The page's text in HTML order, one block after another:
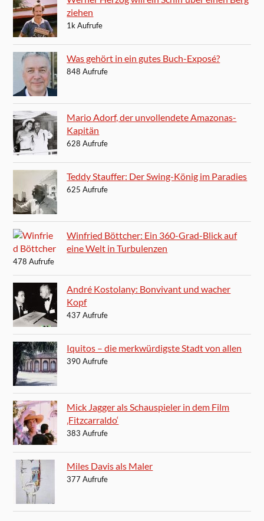
ziehen
1k Aufrufe
Was gehört in ein gutes Buch-Exposé?
848 Aufrufe
Mario Adorf, der unvollendete Amazonas-
Kapitän
628 Aufrufe
Teddy Stauffer: Der Swing-König im Paradies
625 Aufrufe
Winfried Böttcher: Ein 360-Grad-Blick auf
eine Welt in Turbulenzen
478 Aufrufe
André Kostolany: Bonvivant und wacher
Kopf
437 Aufrufe
Iquitos – die merkwürdigste Stadt von allen
390 Aufrufe
Mick Jagger als Schauspieler in dem Film
‚Fitzcarraldo‘
383 Aufrufe
Miles Davis als Maler
377 Aufrufe